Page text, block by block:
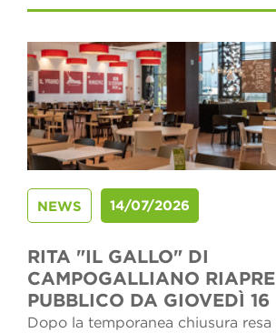
NEWS 14/07/2026
RITA "IL GALLO" DI
CAMPOGALLIANO
PUBBLICO DA GIOVEDÌ 16
Dopo la temporanea chiusura resa